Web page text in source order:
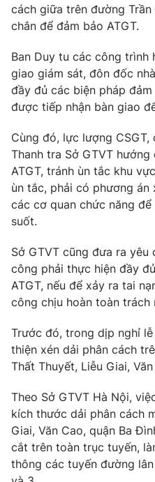
Thị trường
Lịch phát sóng
Chuyên mục khác
Emagazine
Video
VTV Money
VTV Sức khoẻ
Thị trường 24h
VTV4
VTV9
Liên hệ tòa soạn
cách giữa trên đường
chắn để đảm bảo ATGT.
Ban Duy tu các công
giao giám sát, đôn đốc
đầy đủ các biện pháp
được tiếp nhận bàn giao
Cùng đó, lực lượng
Thanh tra Sở GTVT
ATGT, tránh ùn tắc khu
ùn tắc, phải có phương
các cơ quan chức năng
suốt.
Sở GTVT cũng đưa ra
công phải thực hiện đầy
ATGT, nếu để xảy ra tai
công chịu hoàn toàn trách
Trước đó, trong dịp nghỉ
thiện xén dải phân cách
Thất Thuyết, Liễu Giai,
Theo Sở GTVT Hà Nội,
kích thước dải phân cách
Giai, Văn Cao, quận Ba
cắt trên toàn trục tuyến,
thông các tuyến đường